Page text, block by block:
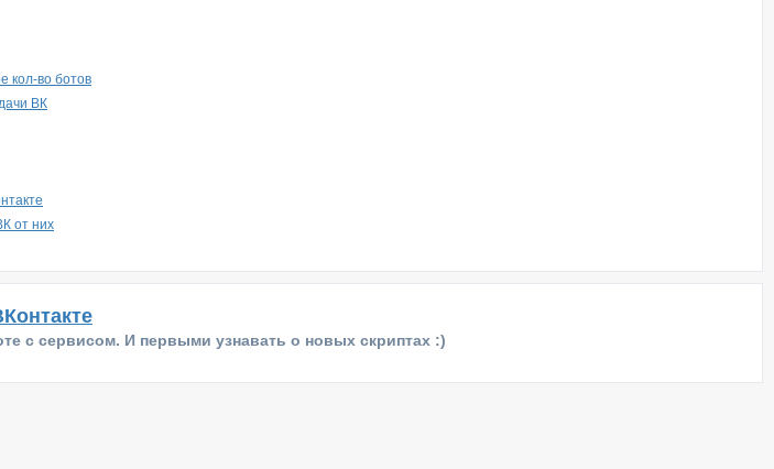
кол-во ботов
ВК
от них
с сервисом. И первыми узнавать о новых скриптах :)